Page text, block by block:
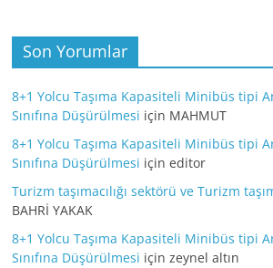
Son Yorumlar
8+1 Yolcu Taşıma Kapasiteli Minibüs tipi
Sınıfına Düşürülmesi için MAHMUT
8+1 Yolcu Taşıma Kapasiteli Minibüs tipi
Sınıfına Düşürülmesi içineditor
Turizm taşımacılığı sektörü ve Turizm
BAHRİ YAKAK
8+1 Yolcu Taşıma Kapasiteli Minibüs tipi
Sınıfına Düşürülmesi içinzeynel altın